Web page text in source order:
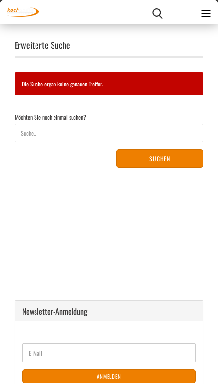
Erweiterte Suche
Die Suche ergab keine genauen Treffer.
MÖCHTEN
SIE
NOCH
EINMAL
Möchten Sie noch einmal suchen?
SUCHEN
Newsletter-Anmeldung
ZUR
NEWSLETTER-
ANMELDUNG
E-
Mail
ANMELDEN